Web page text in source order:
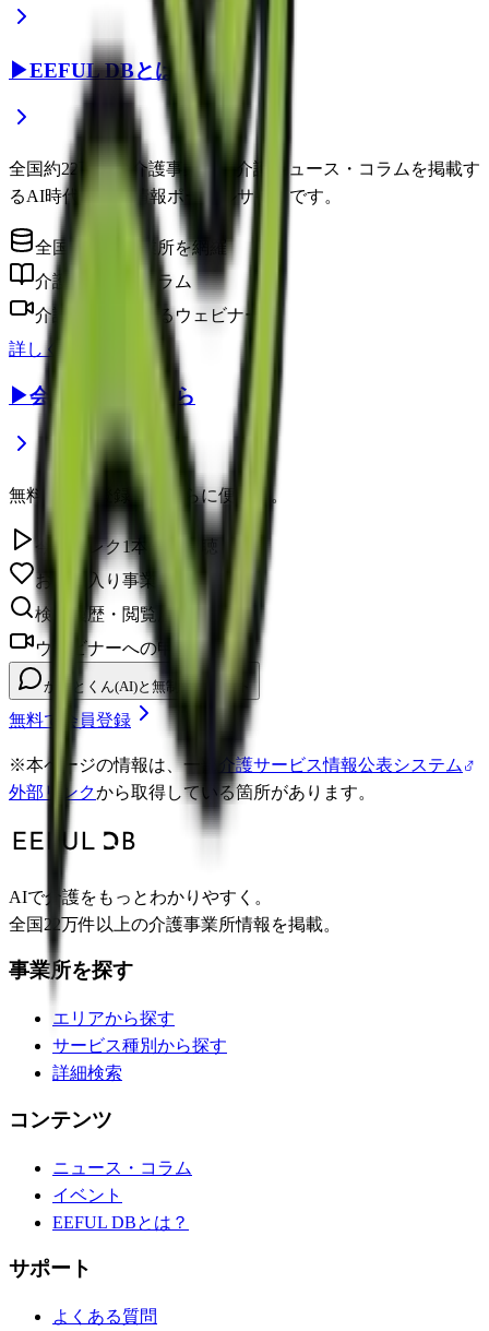
▶EEFUL DBとは？
全国約22万件の介護事業所と介護ニュース・コラムを掲載す
るAI時代の介護情報ポータルサイトです。
全国の介護事業所を網羅
介護に役立つコラム
介護のプロによるウェビナー
詳しく見る
▶会員登録はこちら
無料の会員登録で、さらに便利に。
今日のレク1本無料視聴
お気に入り事業所を保存
検索履歴・閲覧履歴の確認
ウェビナーへの申し込み
かいとくん(AI)と無制限チャット
無料で会員登録
※本ページの情報は、一部
介護サービス情報公表システム
外部リンクから取得している箇所があります。
AIで介護をもっとわかりやすく。
全国22万件以上の介護事業所情報を掲載。
事業所を探す
エリアから探す
サービス種別から探す
詳細検索
コンテンツ
ニュース・コラム
イベント
EEFUL DBとは？
サポート
よくある質問